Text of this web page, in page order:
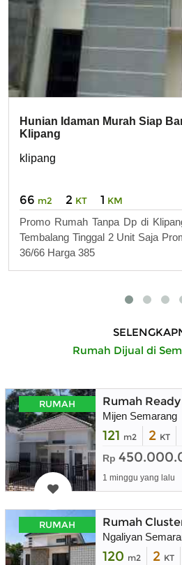
Hunian Idaman Murah Siap
Klipang
klipang
66 m2 2 KT 1 KM
Promo Rumah Tanpa Dp di
Tembalang Tinggal 2 Unit Saja
36/66 Harga 385
Rumah Dijual di
RUMAH Rumah
Mijen Semarang
121 m2 2 KT
Rp
1 minggu yang lalu
RUMAH Rumah
Ngaliyan
120 m2 2 KT